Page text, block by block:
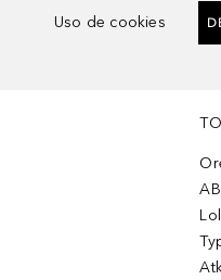
Uso de cookies